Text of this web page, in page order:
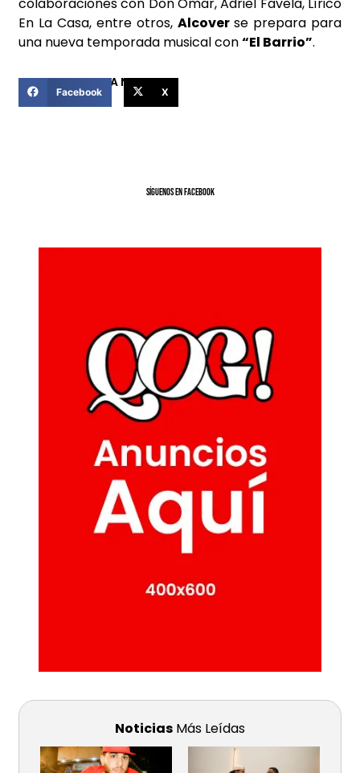
colaboraciones con Don Omar, Adriel Favela, Lírico
En La Casa, entre otros, Alcover se prepara para
una nueva temporada musical con“El Barrio”.
COMPARTIR ESTA NOTICIA
Facebook X
SíGUENOS EN FACEBOOK
Noticias Más Leídas